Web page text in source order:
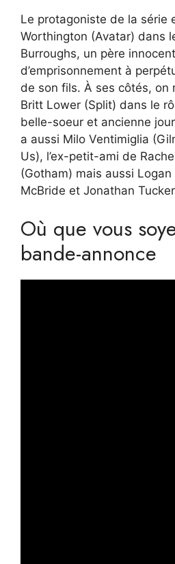
Le protagoniste de la série
Worthington (Avatar) dans
Burroughs, un père
d’emprisonnement à
de son fils. À ses côtés, on
Britt Lower (Split) dans le
belle-soeur et ancienne
a aussi Milo Ventimiglia
Us), l’ex-petit-ami de
(Gotham) mais aussi Logan
McBride et Jonathan
Où que vous
bande-annonce